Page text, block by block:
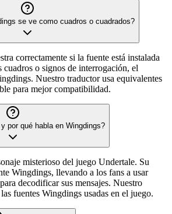
se ve como cuadros o cuadrados?
correctamente si la fuente está instalada
o signos de interrogación, el
Nuestro traductor usa equivalentes
para mejor compatibilidad.
por qué habla en Wingdings?
misterioso del juego Undertale. Su
Wingdings, llevando a los fans a usar
decodificar sus mensajes. Nuestro
fuentes Wingdings usadas en el juego.